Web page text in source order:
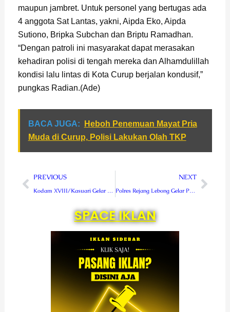
maupun jambret. Untuk personel yang bertugas ada
4 anggota Sat Lantas, yakni, Aipda Eko, Aipda
Sutiono, Bripka Subchan dan Briptu Ramadhan.
“Dengan patroli ini masyarakat dapat merasakan
kehadiran polisi di tengah mereka dan Alhamdulillah
kondisi lalu lintas di Kota Curup berjalan kondusif,”
pungkas Radian.(Ade)
BACA JUGA:
Heboh Penemuan Mayat Pria
Muda di Curup, Polisi Lakukan Olah TKP
Prev
PREVIOUS
Kodam XVIII/Kasuari Gelar Pembekalan Kader Rakyat Terlatih Tingkat Kotamawil
NEXT
Polres Rejang Lebong Gelar Police Goes To School
Next
SPACE IKLAN